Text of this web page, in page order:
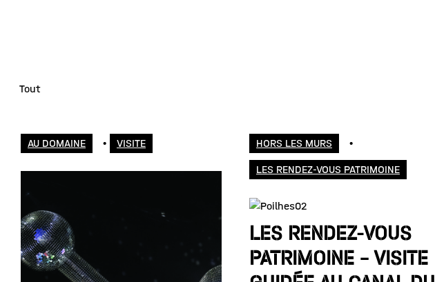
Tout
AU DOMAINE • VISITE HORS LES MURS
•
LES RENDEZ-VOUS PATRIMOINE
LES RENDEZ-VOUS
PATRIMOINE – VISITE